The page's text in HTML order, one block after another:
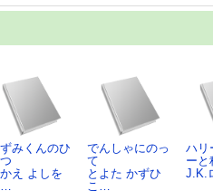
みくんのひ
え よしを
…
でんしゃにのっ
て
とよた かずひ
こ…
ハリ
ーと
J.K.